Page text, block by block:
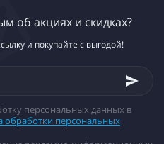
об акциях и скидках?
и покупайте с выгодой!
персональных данных в
обработки персональных